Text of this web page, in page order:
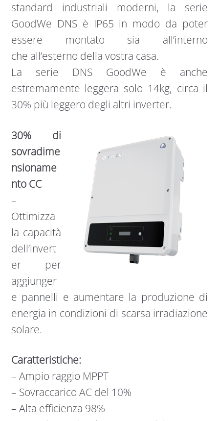
standard industriali moderni, la serie
GoodWe DNS è IP65 in modo da poter
essere montato sia all’interno
che all’esterno della vostra casa.
La serie DNS GoodWe è anche
estremamente leggera solo 14kg, circa il
30% più leggero degli altri inverter.
30% di
sovradime
nsioname
nto CC
–
Ottimizza
la capacità
dell’invert
er per
aggiunger
e pannelli e aumentare la produzione di
energia in condizioni di scarsa irradiazione
solare.
Caratteristiche:
– Ampio raggio MPPT
– Sovraccarico AC del 10%
– Alta efficienza 98%